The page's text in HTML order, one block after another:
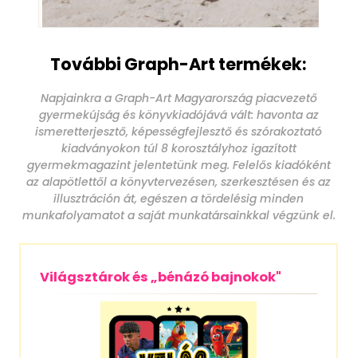
További Graph-Art termékek:
Napjainkra a Graph-Art Magyarország piacvezető
gyermekújság és könyvkiadójává vált: havonta az
ismeretterjesztő, képességfejlesztő és szórakoztató
kiadványokon túl 8 korosztályhoz igazított
gyermekmagazint jelentetünk meg. Felelős kiadóként
az alapötlettől a könyvtervezésen, szerkesztésen és az
illusztráción át, egészen a tördelésig minden
munkafolyamatot a saját munkatársainkkal végzünk el.
Világsztárok és „bénázó bajnokok"